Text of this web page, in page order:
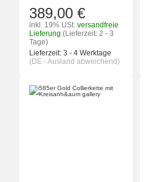
389,00 €
inkl. 19% USt. versandfreie
Lieferung (Lieferzeit: 2 - 3
Tage)
Lieferzeit: 3 - 4 Werktage
(DE - Ausland abweichend)